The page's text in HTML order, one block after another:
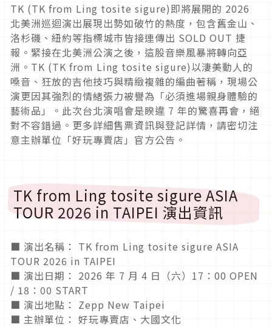
TK (TK from Ling tosite sigure)即將展開的 2026
北美洲巡迴演出展現出勢如破竹的熱度，包含舊金山、
洛杉磯、紐約等指標城市皆接連傳出 SOLD OUT 捷
報。緊接在北美洲公演之後，這股音樂風暴將轉向亞
洲。 TK (TK from Ling tosite sigure)以淒美動人的
嗓音、狂放的吉他技巧與精緻複雜的編曲著稱，現場公
演更因其強烈的情緒張力被譽為「必須進場親身體驗的
藝術品」。此次台北演唱會是睽違 7 年的驚喜再會，絕
對不容錯過。更多詳細售票資訊與登記詳情，請密切注
意主辦單位「好玩專賣店」官方公告。
TK from Ling tosite sigure ASIA
TOUR 2026 in TAIPEI 演出資訊
■ 演出名稱： TK from Ling tosite sigure ASIA
TOUR 2026 in TAIPEI
■ 演出日期： 2026 年 7 月 4 日（六） 17 ： 00 OPEN
/ 18 ： 00 START
■ 演出地點： Zepp New Taipei
■ 主辦單位： 好玩專賣店、大國文化